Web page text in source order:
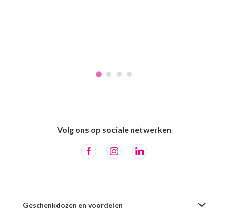
Volg ons op sociale netwerken
Geschenkdozen en voordelen